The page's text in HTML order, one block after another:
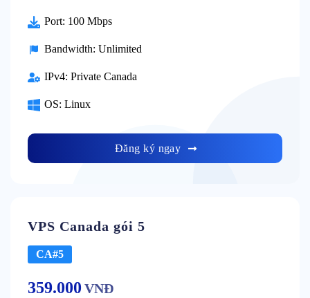
Port: 100 Mbps
Bandwidth: Unlimited
IPv4: Private Canada
OS: Linux
Đăng ký ngay
VPS Canada gói 5
CA#5
359.000 VNĐ